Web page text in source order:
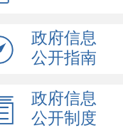
政府信息
公开指南
政府信息
公开制度